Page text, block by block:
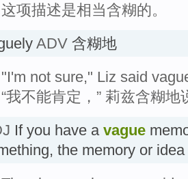
这项描述是相当含糊的。
ADV 含糊地
"I'm not sure," Liz said
“我不能肯定，” 莉兹含糊地
If you have a vague
the memory or